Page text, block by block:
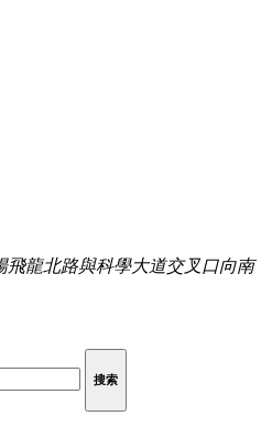
飛龍北路與科學大道交叉口向南
搜索